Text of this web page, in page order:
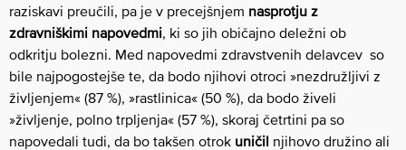
raziskavi preučili, pa je v precejšnjem nasprotju z
zdravniškimi napovedmi, ki so jih običajno deležni ob
odkritju bolezni. Med napovedmi zdravstvenih delavcev so
bile najpogostejše te, da bodo njihovi otroci »nezdružljivi z
življenjem« (87 %), »rastlinica« (50 %), da bodo živeli
»življenje, polno trpljenja« (57 %), skoraj četrtini pa so
napovedali tudi, da bo takšen otrok uničil njihovo družino ali